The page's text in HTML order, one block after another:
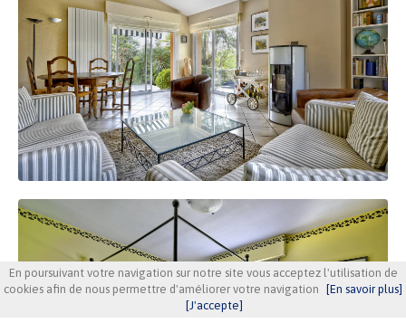
En poursuivant votre navigation sur notre site vous acceptez l'utilisation de
cookies afin de nous permettre d'améliorer votre navigation
[En savoir plus]
[J'accepte]